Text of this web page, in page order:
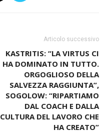
Articolo successivo
KASTRITIS: “LA VIRTUS CI
HA DOMINATO IN TUTTO.
ORGOGLIOSO DELLA
SALVEZZA RAGGIUNTA”,
SOGOLOW: “RIPARTIAMO
DAL COACH E DALLA
CULTURA DEL LAVORO CHE
HA CREATO”